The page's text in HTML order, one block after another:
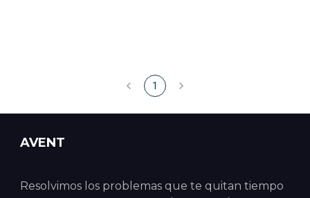
1
AVENT
Resolvimos los problemas que te quitan tiempo